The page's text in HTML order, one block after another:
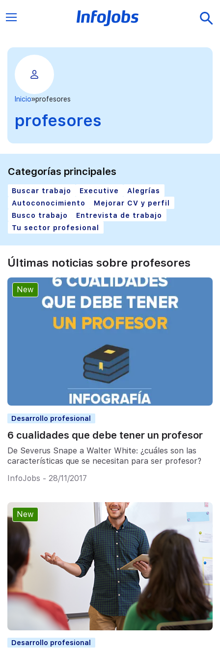
Inicio profesores
profesores
Categorías principales
Buscar trabajo Executive
Alegrías
Autoconocimiento
Mejorar CV y perfil
Busco trabajo
Entrevista de trabajo
Tu sector profesional
Últimas noticias sobre profesores
New
Desarrollo profesional
6 cualidades que debe tener un profesor
De Severus Snape a Walter White: ¿cuáles son las
características que se necesitan para ser profesor?
InfoJobs - 28/11/2017
New
Desarrollo profesional